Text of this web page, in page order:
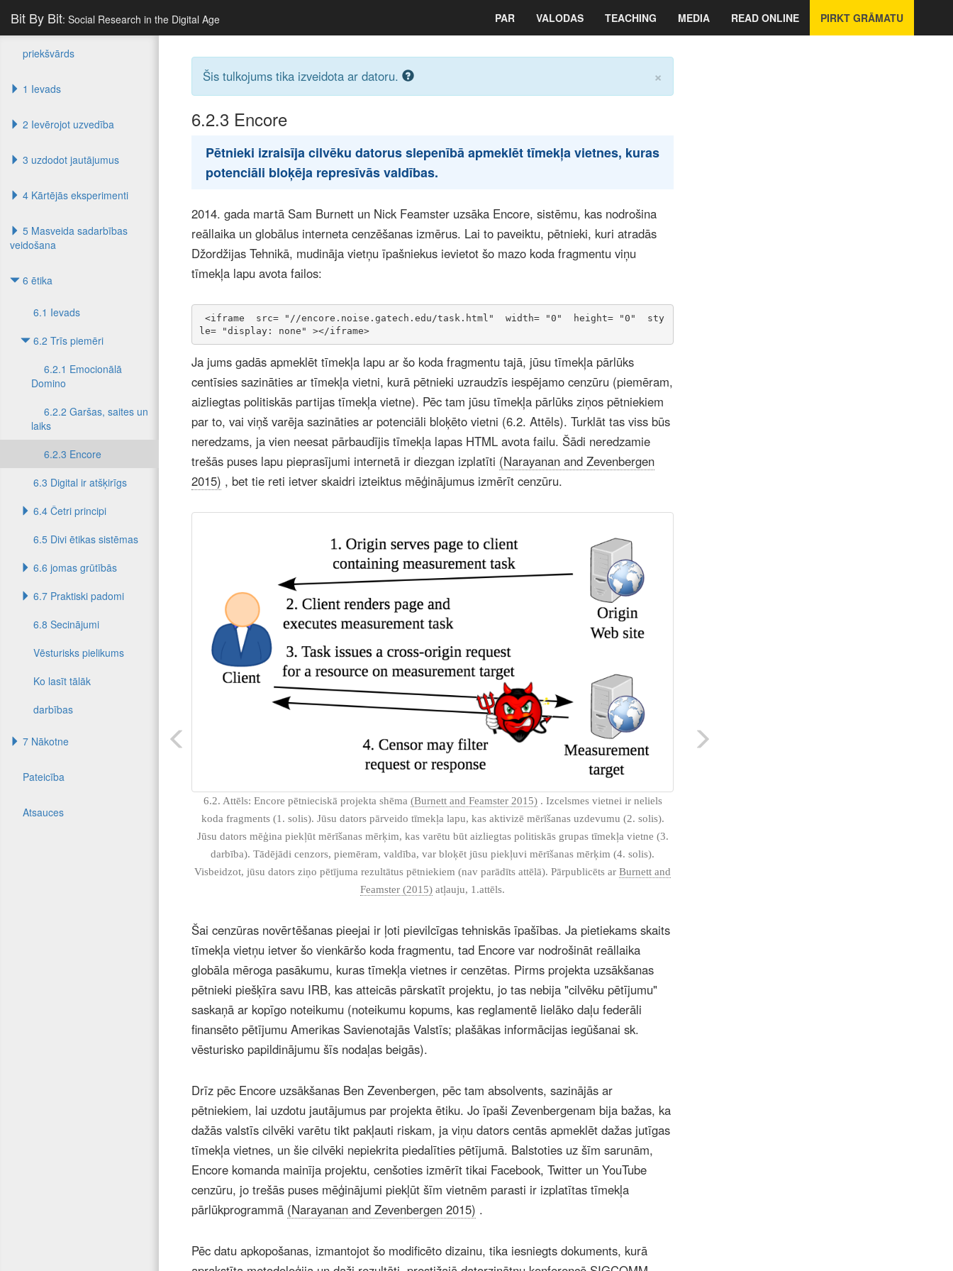
Bit By Bit: Social Research in the Digital Age PAR VALODAS TEACHING MEDIA READ ONLINE PIRKT GRĀMATU
priekšvārds
1 Ievads
2 Ievērojot uzvedība
3 uzdodot jautājumus
4 Kārtējās eksperimenti
5 Masveida sadarbības
veidošana
6 ētika
6.1 Ievads
6.2 Trīs piemēri
6.2.1 Emocionālā
Domino
6.2.2 Garšas, saites un
laiks
6.2.3 Encore
6.3 Digital ir atšķirīgs
6.4 Četri principi
6.5 Divi ētikas sistēmas
6.6 jomas grūtībās
6.7 Praktiski padomi
6.8 Secinājumi
Vēsturisks pielikums
Ko lasīt tālāk
darbības
7 Nākotne
Pateicība
Atsauces
Šis tulkojums tika izveidota ar datoru. ×
6.2.3 Encore
Pētnieki izraisīja cilvēku datorus slepenībā apmeklēt tīmekļa vietnes, kuras
potenciāli bloķēja represīvās valdības.
2014. gada martā Sam Burnett un Nick Feamster uzsāka Encore, sistēmu, kas nodrošina
reāllaika un globālus interneta cenzēšanas izmērus. Lai to paveiktu, pētnieki, kuri atradās
Džordžijas Tehnikā, mudināja vietņu īpašniekus ievietot šo mazo koda fragmentu viņu
tīmekļa lapu avota failos:
<iframe src= "//encore.noise.gatech.edu/task.html" width= "0" height= "0"
sty
le=
"display: none" ></iframe>
Ja jums gadās apmeklēt tīmekļa lapu ar šo koda fragmentu tajā, jūsu tīmekļa pārlūks
centīsies sazināties ar tīmekļa vietni, kurā pētnieki uzraudzīs iespējamo cenzūru (piemēram,
aizliegtas politiskās partijas tīmekļa vietne). Pēc tam jūsu tīmekļa pārlūks ziņos pētniekiem
par to, vai viņš varēja sazināties ar potenciāli bloķēto vietni (6.2. Attēls). Turklāt tas viss būs
neredzams, ja vien neesat pārbaudījis tīmekļa lapas HTML avota failu. Šādi neredzamie
trešās puses lapu pieprasījumi internetā ir diezgan izplatīti (Narayanan and Zevenbergen
2015) , bet tie reti ietver skaidri izteiktus mēģinājumus izmērīt cenzūru.
6.2. Attēls: Encore pētnieciskā projekta shēma (Burnett and Feamster 2015). Izcelsmes vietnei ir neliels
koda fragments (1. solis). Jūsu dators pārveido tīmekļa lapu, kas aktivizē mērīšanas uzdevumu (2. solis).
Jūsu dators mēģina piekļūt mērīšanas mērķim, kas varētu būt aizliegtas politiskās grupas tīmekļa vietne (3.
darbība). Tādējādi cenzors, piemēram, valdība, var bloķēt jūsu piekļuvi mērīšanas mērķim (4. solis).
Visbeidzot, jūsu dators ziņo pētījuma rezultātus pētniekiem (nav parādīts attēlā). Pārpublicēts ar Burnett and
Feamster (2015) atļauju, 1.attēls.
Šai cenzūras novērtēšanas pieejai ir ļoti pievilcīgas tehniskās īpašības. Ja pietiekams skaits
tīmekļa vietņu ietver šo vienkāršo koda fragmentu, tad Encore var nodrošināt reāllaika
globāla mēroga pasākumu, kuras tīmekļa vietnes ir cenzētas. Pirms projekta uzsākšanas
pētnieki piešķīra savu IRB, kas atteicās pārskatīt projektu, jo tas nebija "cilvēku pētījumu"
saskaņā ar kopīgo noteikumu (noteikumu kopums, kas reglamentē lielāko daļu federāli
finansēto pētījumu Amerikas Savienotajās Valstīs; plašākas informācijas iegūšanai sk.
vēsturisko papildinājumu šīs nodaļas beigās).
Drīz pēc Encore uzsākšanas Ben Zevenbergen, pēc tam absolvents, sazinājās ar
pētniekiem, lai uzdotu jautājumus par projekta ētiku. Jo īpaši Zevenbergenam bija bažas, ka
dažās valstīs cilvēki varētu tikt pakļauti riskam, ja viņu dators centās apmeklēt dažas jutīgas
tīmekļa vietnes, un šie cilvēki nepiekrita piedalīties pētījumā. Balstoties uz šīm sarunām,
Encore komanda mainīja projektu, cenšoties izmērīt tikai Facebook, Twitter un YouTube
cenzūru, jo trešās puses mēģinājumi piekļūt šīm vietnēm parasti ir izplatītas tīmekļa
pārlūkprogrammā (Narayanan and Zevenbergen 2015) .
Pēc datu apkopošanas, izmantojot šo modificēto dizainu, tika iesniegts dokuments, kurā